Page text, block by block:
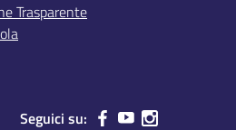
Trasparente
Seguici su: